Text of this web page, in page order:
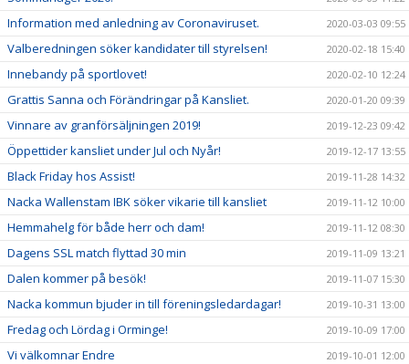
Information med anledning av Coronaviruset. 2020-03-03 09:55
Valberedningen söker kandidater till styrelsen! 2020-02-18 15:40
Innebandy på sportlovet! 2020-02-10 12:24
Grattis Sanna och Förändringar på Kansliet. 2020-01-20 09:39
Vinnare av granförsäljningen 2019! 2019-12-23 09:42
Öppettider kansliet under Jul och Nyår! 2019-12-17 13:55
Black Friday hos Assist! 2019-11-28 14:32
Nacka Wallenstam IBK söker vikarie till kansliet 2019-11-12 10:00
Hemmahelg för både herr och dam! 2019-11-12 08:30
Dagens SSL match flyttad 30 min 2019-11-09 13:21
Dalen kommer på besök! 2019-11-07 15:30
Nacka kommun bjuder in till föreningsledardagar! 2019-10-31 13:00
Fredag och Lördag i Orminge! 2019-10-09 17:00
Vi välkomnar Endre 2019-10-01 12:00